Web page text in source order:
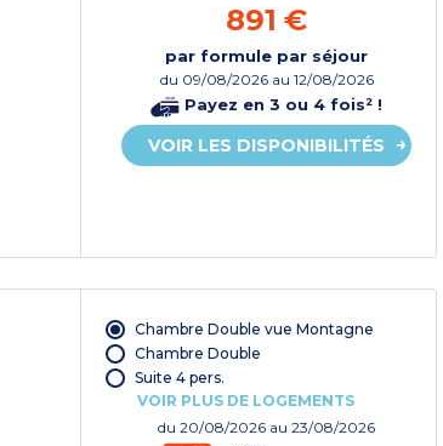
891 €
par formule par séjour
du 09/08/2026 au 12/08/2026
Payez en 3 ou 4 fois² !
VOIR LES DISPONIBILITÉS
Chambre Double vue Montagne
Chambre Double
Suite 4 pers.
VOIR PLUS DE LOGEMENTS
du20/08/2026 au 23/08/2026